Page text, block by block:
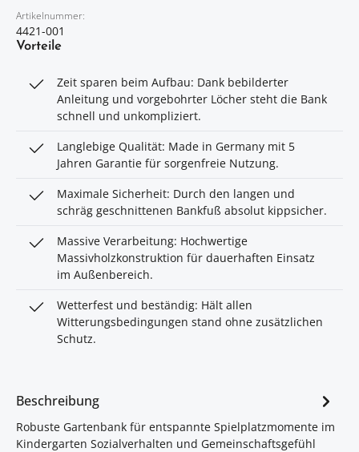
Artikelnummer:
4421-001
Vorteile
Zeit sparen beim Aufbau: Dank bebilderter
Anleitung und vorgebohrter Löcher steht die Bank
schnell und unkompliziert.
Langlebige Qualität: Made in Germany mit 5
Jahren Garantie für sorgenfreie Nutzung.
Maximale Sicherheit: Durch den langen und
schräg geschnittenen Bankfuß absolut kippsicher.
Massive Verarbeitung: Hochwertige
Massivholzkonstruktion für dauerhaften Einsatz
im Außenbereich.
Wetterfest und beständig: Hält allen
Witterungsbedingungen stand ohne zusätzlichen
Schutz.
Beschreibung
Robuste Gartenbank für entspannte Spielplatzmomente im
Kindergarten Sozialverhalten und Gemeinschaftsgefühl